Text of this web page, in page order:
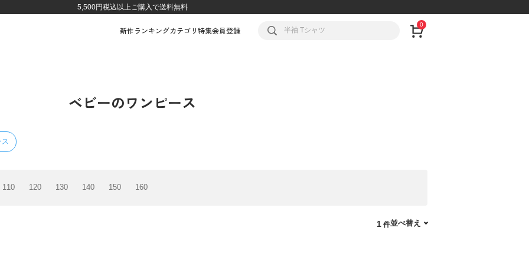
5,500円税込以上ご購入で送料無料
新作ランキングカテゴリ特集会員登録
0
ベビーのワンピース
110 120 130 140 150 160
並べ替え
1